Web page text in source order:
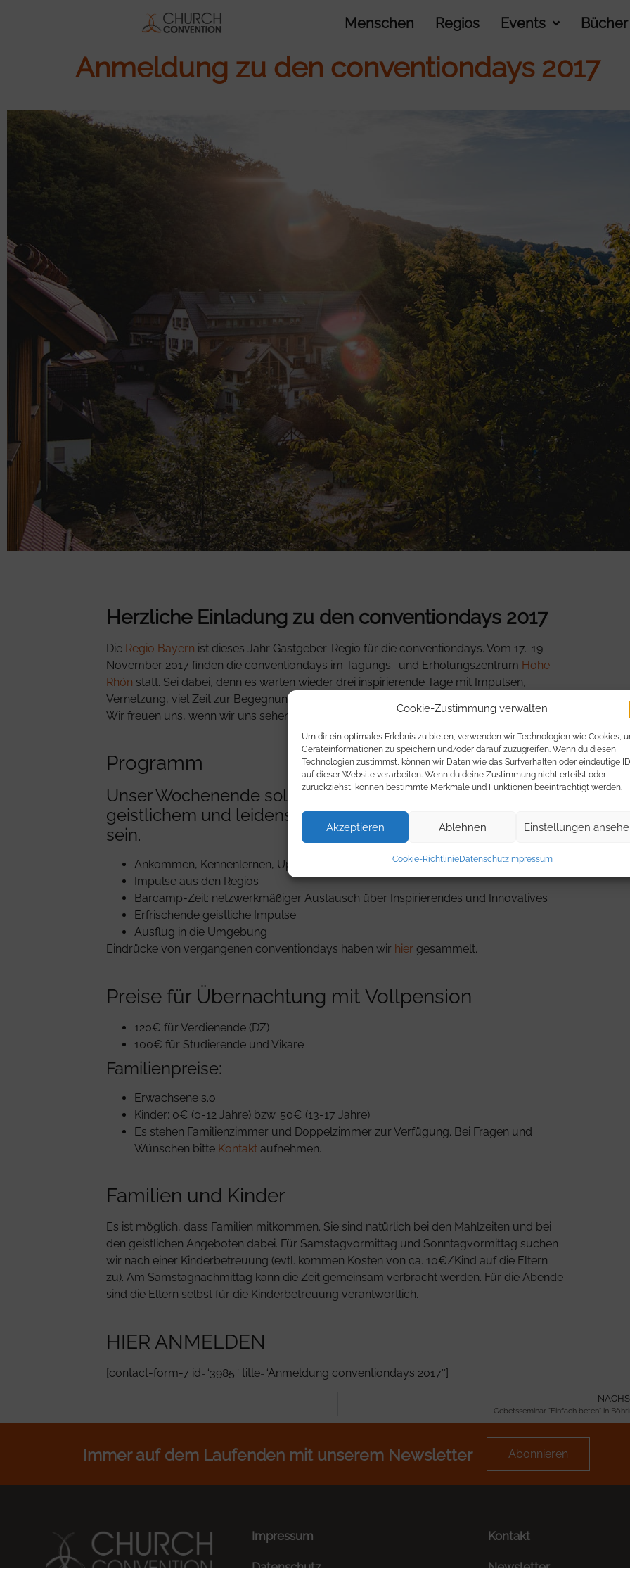
Cookie-Zustimmung verwalten
Um dir ein optimales Erlebnis zu bieten, verwenden wir Technologien wie Cookies,
Geräteinformationen zu speichern und/oder darauf zuzugreifen. Wenn du diesen
Technologien zustimmst, können wir Daten wie das Surfverhalten oder eindeutige
auf dieser Website verarbeiten. Wenn du deine Zustimmung nicht erteilst oder
zurückziehst, können bestimmte Merkmale und Funktionen beeinträchtigt werden.
Akzeptieren Ablehnen Einstellungen
Cookie-RichtlinieDatenschutzImpressum
Menschen Regios Events Bücher
Anmeldung zu den conventiondays 2017
Herzliche Einladung zu den conventiondays 2017
Die Regio Bayern ist dieses Jahr Gastgeber-Regio für die conventiondays. Vom 17.-19.
November 2017 finden die conventiondays im Tagungs- und Erholungszentrum Hohe
Rhön statt. Sei dabei, denn es warten wieder drei inspirierende Tage mit Impulsen,
Vernetzung, viel Zeit zur Begegnung und Erholung!
Wir freuen uns, wenn wir uns sehen, bei den conventiondays 2017.
Programm
Unser Wochenende soll von freundschaftlichem,
geistlichem und leidenschaftlichem Miteinander geprägt
sein.
Ankommen, Kennenlernen, Update – Was bewegt uns? Was bewegt cc gerade?
Impulse aus den Regios
Barcamp-Zeit: netzwerkmäßiger Austausch über Inspirierendes und Innovatives
Erfrischende geistliche Impulse
Ausflug in die Umgebung
Eindrücke von vergangenen conventiondays haben wir hier gesammelt.
Preise für Übernachtung mit Vollpension
120€ für Verdienende (DZ)
100€ für Studierende und Vikare
Familienpreise:
Erwachsene s.o.
Kinder: 0€ (0-12 Jahre) bzw. 50€ (13-17 Jahre)
Es stehen Familienzimmer und Doppelzimmer zur Verfügung. Bei Fragen und
Wünschen bitte Kontakt aufnehmen.
Familien und Kinder
Es ist möglich, dass Familien mitkommen. Sie sind natürlich bei den Mahlzeiten und bei
den geistlichen Angeboten dabei. Für Samstagvormittag und Sonntagvormittag suchen
wir nach einer Kinderbetreuung (evtl. kommen Kosten von ca. 10€/Kind auf die Eltern
zu). Am Samstagnachmittag kann die Zeit gemeinsam verbracht werden. Für die Abende
sind die Eltern selbst für die Kinderbetreuung verantwortlich.
HIER ANMELDEN
[contact-form-7 id=“3985″ title=“Anmeldung conventiondays 2017″]
Gebetsseminar "Einfach beten" in
Immer auf dem Laufenden mit unserem Newsletter Abonnieren
Impressum
Datenschutz
Kontakt
Newsletter